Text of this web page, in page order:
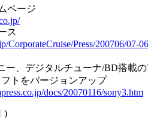
ページ
ス
CorporateCruise/Press/200706/07-
ー、デジタルチューナ/BD搭載
トをバージョンアップ
docs/20070116/sony3.htm
)